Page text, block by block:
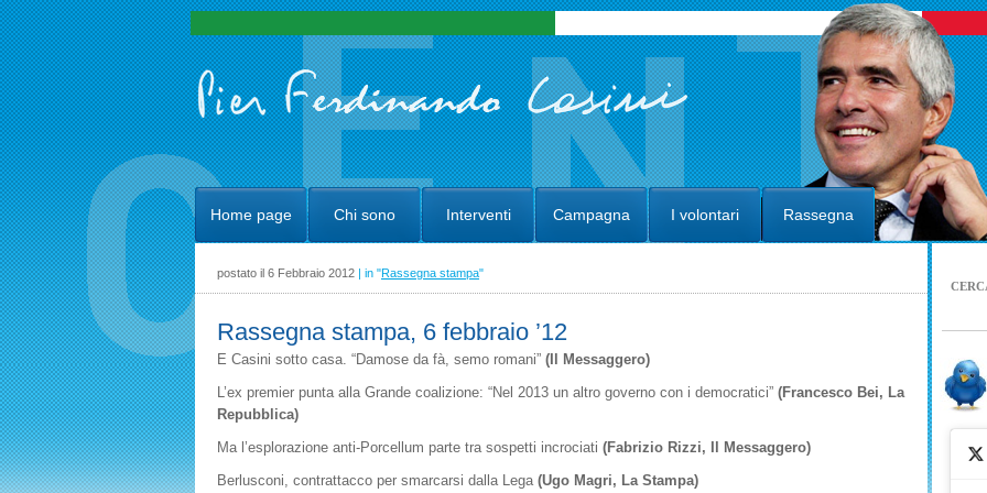
Home page Chi sono Interventi Campagna I volontari Rassegna
postato il 6 Febbraio 2012 | in "Rassegna stampa"
Rassegna stampa, 6 febbraio ’12
E Casini sotto casa. “Damose da fà, semo romani” (Il Messaggero)
L’ex premier punta alla Grande coalizione: “Nel 2013 un altro governo con i democratici” (Francesco Bei, La
Repubblica)
Ma l’esplorazione anti-Porcellum parte tra sospetti incrociati (Fabrizio Rizzi, Il Messaggero)
Berlusconi, contrattacco per smarcarsi dalla Lega (Ugo Magri, La Stampa)